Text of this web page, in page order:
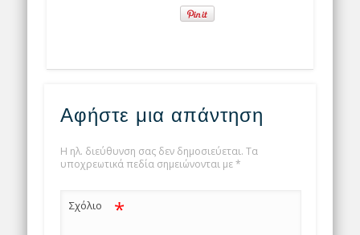
Αφήστε μια απάντηση
Η ηλ. διεύθυνση σας δεν δημοσιεύεται. Τα
υποχρεωτικά πεδία σημειώνονται με*
Σχόλιο *